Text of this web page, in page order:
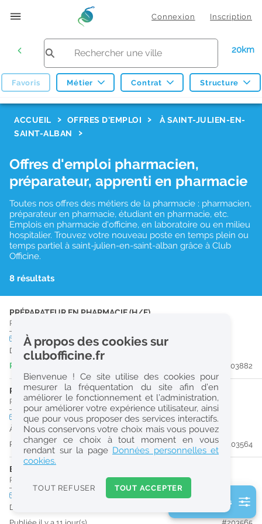
Connexion Inscription
20km
Favoris Métier Contrat Structure
e
Réinitialiser
2
0
k
m
Consulter les offres de la France d'outre-mer
ACCUEIL OFFRES D'EMPLOI
À SAINT-JULIEN-EN-
SAINT-ALBAN
Offres d'emploi pharmacien,
préparateur, apprenti en pharmacie
Toutes nos offres des métiers de la pharmacie : pharmacien,
préparateur en pharmacie, étudiant en pharmacie, etc.
Emplois en pharmacie d'officine, en laboratoire ou en milieu
hospitalier. Trouvez votre nouveau poste en temps plein ou
temps partiel à saint-julien-en-saint-alban grâce à Club
Officine.
8 résultats
PRÉPARATEUR EN PHARMACIE (H/F)
Pharmacie d'Officine
CDItemps partiel
Dès que possible
Publiée il y a 14 heure(s)
#203882
PHARMACIEN (H/F)
Pharmacie d'Officine| 07800 Charmes-Sur-Rhône
CDItemps plein
À partir du 30/08/26
Publiée il y a 11 jour(s)
#203564
ETUDIANT EN PHARMACIE 6E ANNÉE VALIDÉE (H/F)
Pharmacie d'Officine 07800Charmes-Sur-Rhône
Du 27/08/26 au 27/12/26
2 filtre(s) actifs
À propos des cookies sur
clubofficine.fr
Bienvenue ! Ce site utilise des cookies pour
mesurer la fréquentation du site afin d’en
améliorer le fonctionnement et l’administration,
pour améliorer votre expérience utilisateur, ainsi
que pour vous proposer des services interactifs.
Nous conservons votre choix mais vous pouvez
changer ce choix à tout moment en vous
rendant sur la page Données personnelles et
cookies.
TOUT REFUSER TOUT ACCEPTER